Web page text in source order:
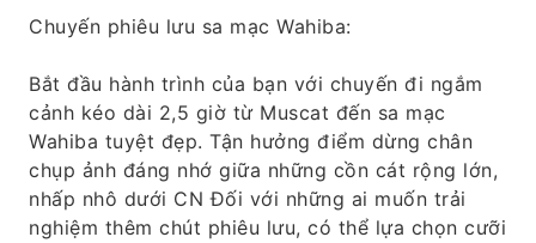
Chuyến phiêu lưu sa mạc Wahiba:
Bắt đầu hành trình của bạn với chuyến đi ngắm
cảnh kéo dài 2,5 giờ từ Muscat đến sa mạc
Wahiba tuyệt đẹp. Tận hưởng điểm dừng chân
chụp ảnh đáng nhớ giữa những cồn cát rộng lớn,
nhấp nhô dưới CN Đối với những ai muốn trải
nghiệm thêm chút phiêu lưu, có thể lựa chọn cưỡi